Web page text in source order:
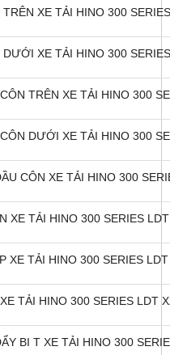
XE TẢI HINO 300
DƯỚI XE TẢI HINO 300
TRÊN XE TẢI HINO 300
DƯỚI XE TẢI HINO 300
CÔN XE TẢI HINO 300
XE TẢI HINO 300 SERIES
XE TẢI HINO 300 SERIES
TẢI HINO 300 SERIES LDT
BI T XE TẢI HINO 300